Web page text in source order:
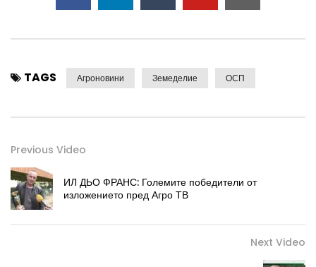
TAGS Агроновини Земеделие ОСП
Previous Video
ИЛ ДЬО ФРАНС: Големите победители от
изложението пред Агро ТВ
Next Video